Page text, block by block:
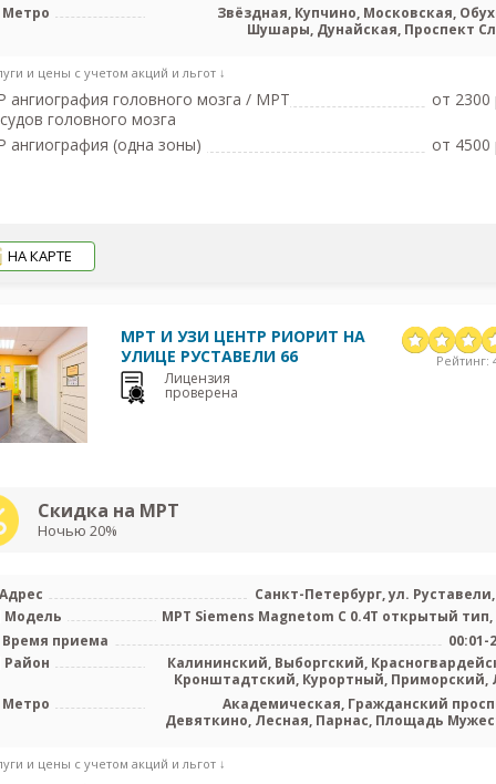
Метро
Звёздная, Купчино, Московская,
Шушары, Дунайская, Проспект
и цены с учетом акций и льгот ↓
ангиография головного мозга / МРТ
головного мозга
от 2300
ангиография (одна зоны) от 4500
НА КАРТЕ
МРТ И УЗИ ЦЕНТР РИОРИТ НА
УЛИЦЕ РУСТАВЕЛИ 66
Лицензия
проверена
Рейтинг:
Скидка на МРТ
Ночью 20%
Санкт-Петербург, ул. Руставели,
Модель
МРТ Siemens Magnetom C 0.4T открытый
Время приема
00:01-
Район
Калининский, Выборгский,
Кронштадтский, Курортный, Приморский,
Метро
Академическая, Гражданский
Девяткино, Лесная, Парнас, Площадь
и цены с учетом акций и льгот ↓